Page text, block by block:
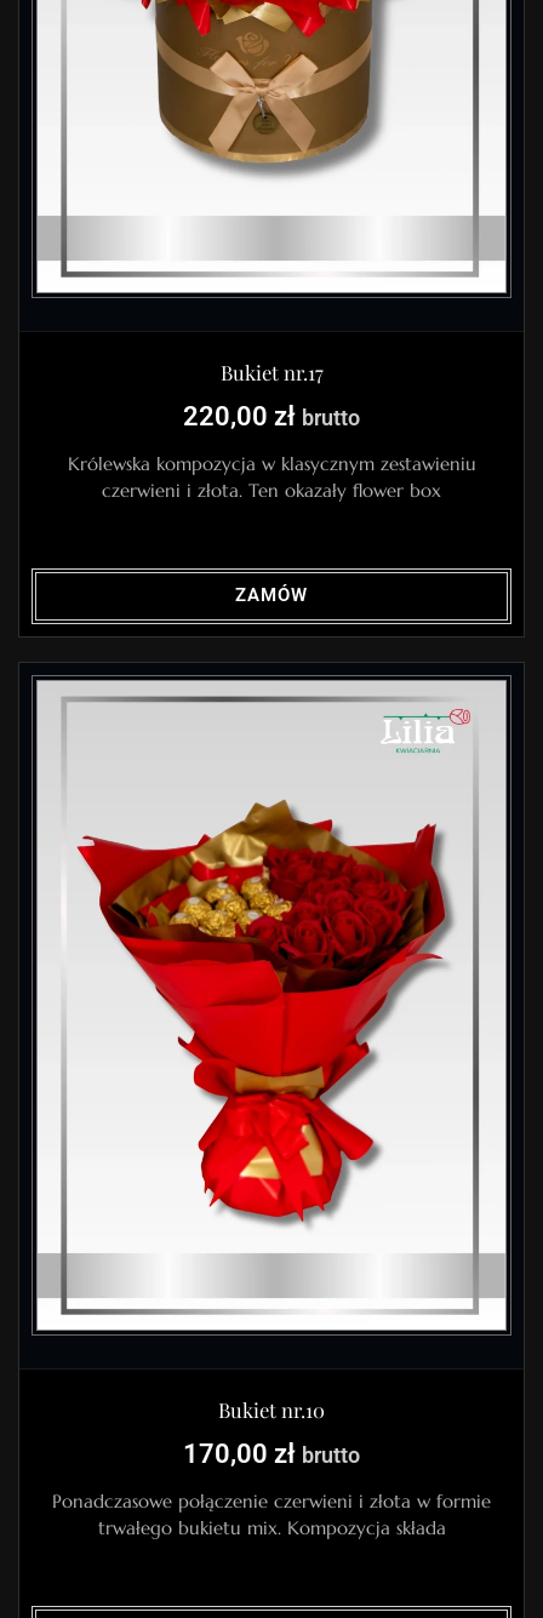
Bukiet nr.17
220,00 zł brutto
Królewska kompozycja w klasycznym zestawieniu
czerwieni i złota. Ten okazały flower box
ZAMÓW
Bukiet nr.10
170,00 zł brutto
Ponadczasowe połączenie czerwieni i złota w formie
trwałego bukietu mix. Kompozycja składa